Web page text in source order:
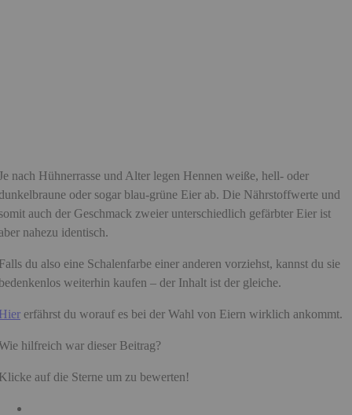
nach Hühnerrasse und Alter legen Hennen weiße, hell- oder
oder sogar blau-grüne Eier ab. Die Nährstoffwerte und
auch der Geschmack zweier unterschiedlich gefärbter Eier ist
nahezu identisch.
du also eine Schalenfarbe einer anderen vorziehst, kannst du sie
weiterhin kaufen – der Inhalt ist der gleiche.
erfährst du worauf es bei der Wahl von Eiern wirklich ankommt.
hilfreich war dieser Beitrag?
auf die Sterne um zu bewerten!